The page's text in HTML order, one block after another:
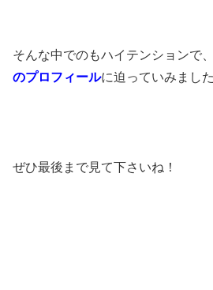
そんな中でのもハイテンションで、
のプロフィールに迫っていみました
ぜひ最後まで見て下さいね！